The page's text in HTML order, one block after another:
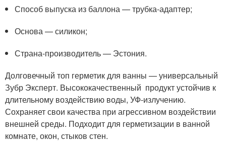
Способ выпуска из баллона — трубка-адаптер;
Основа — силикон;
Страна-производитель — Эстония.
Долговечный топ герметик для ванны — универсальный
Зубр Эксперт. Высококачественный продукт устойчив к
длительному воздействию воды, УФ-излучению.
Сохраняет свои качества при агрессивном воздействии
внешней среды. Подходит для герметизации в ванной
комнате, окон, стыков стен.